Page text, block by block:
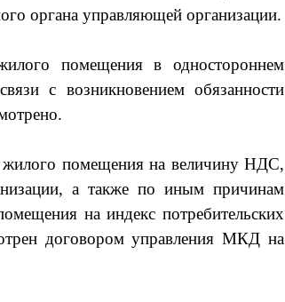
органа управляющей организации.
помещения в одностороннем
с возникновением обязанности
жилого помещения на величину НДС,
а также по иным причинам
на индекс потребительских
договором управления МКД на